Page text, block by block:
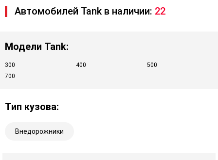
Автомобилей Tank в наличии: 22
Модели Tank:
300 400
500
700
Тип кузова:
Внедорожники